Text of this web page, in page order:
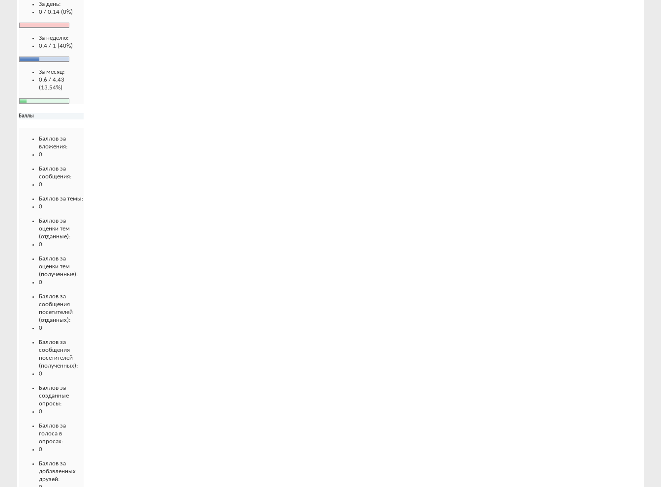
За день:
0 / 0.14 (0%)
За неделю:
0.4 / 1 (40%)
За месяц:
0.6 / 4.43
(13.54%)
Баллы
Баллов за
вложения:
0
Баллов за
сообщения:
0
Баллов за темы:
0
Баллов за
оценки тем
(отданные):
0
Баллов за
оценки тем
(полученные):
0
Баллов за
сообщения
посетителей
(отданных):
0
Баллов за
сообщения
посетителей
(полученных):
0
Баллов за
созданные
опросы:
0
Баллов за
голоса в
опросах:
0
Баллов за
добавленных
друзей: